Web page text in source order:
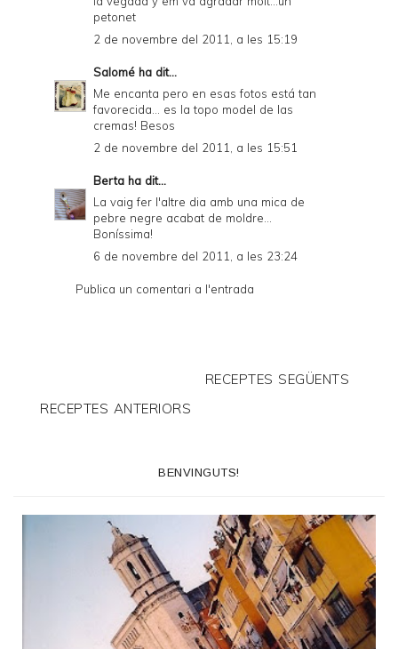
petonet
2 de novembre del 2011, a les 15:19
Salomé ha dit...
Me encanta pero en esas fotos está tan
favorecida... es la topo model de las
cremas! Besos
2 de novembre del 2011, a les 15:51
Berta ha dit...
La vaig fer l'altre dia amb una mica de
pebre negre acabat de moldre...
Boníssima!
6 de novembre del 2011, a les 23:24
Publica un comentari a l'entrada
RECEPTES SEGÜENTS
RECEPTES ANTERIORS
BENVINGUTS!